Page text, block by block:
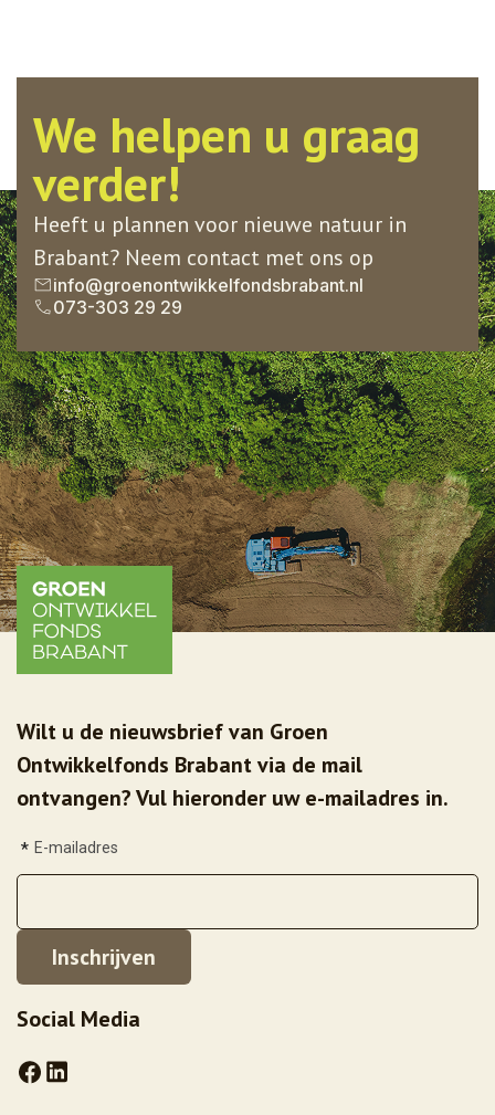
We helpen u graag
verder!
Heeft u plannen voor nieuwe natuur in
Brabant? Neem contact met ons op
info@groenontwikkelfondsbrabant.nl
073-303 29 29
Wilt u de nieuwsbrief van Groen
Ontwikkelfonds Brabant via de mail
ontvangen? Vul hieronder uw e-mailadres in.
E-mailadres
*
Social Media